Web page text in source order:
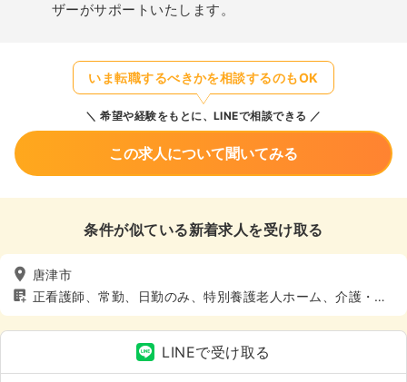
ザーがサポートいたします。
いま転職するべきかを相談するのもOK
希望や経験をもとに、LINEで相談できる
この求人について聞いてみる
条件が似ている新着求人を受け取る
唐津市
正看護師、常勤、日勤のみ、特別養護老人ホーム、介護・福
祉系
LINEで受け取る